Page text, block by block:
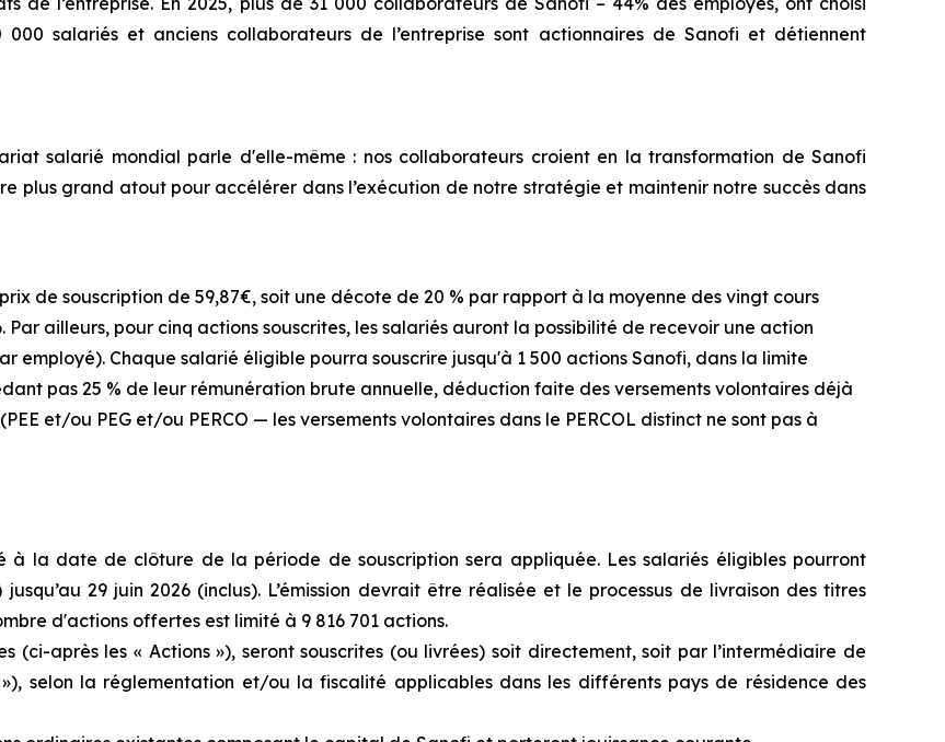
000 salariés et anciens collaborateurs de l’entreprise sont actionnaires de Sanofi et détiennent
salarié mondial parle d'elle-même : nos collaborateurs croient en la transformation de Sanofi
plus grand atoutpour accélérer dans l’exécution de notre stratégie et maintenir notre succès dans
de souscription de 59,87€, soit une décote de 20 % par rapport à la moyenne des vingt cours
Par ailleurs, pour cinq actions souscrites, les salariés auront la possibilité de recevoir une action
Chaque salarié éligible pourra souscrire jusqu'à 1 500 actions Sanofi, dans la limite
pas 25 % de leur rémunération brute annuelle, déduction faite des versements volontaires déjà
et/ou PEG et/ou PERCO — les versements volontaires dans le PERCOL distinct ne sont pas à
à la date de clôture de la période de souscription sera appliquée. Les salariés éligibles pourront
29 juin 2026 (inclus). L’émission devrait être réalisée et le processus de livraison des titres
d'actions offertes est limité à 9 816 701 actions.
(ci-après les « Actions »), seront souscrites (ou livrées) soit directement, soit par l’intermédiaire de
»), selon la réglementation et/ou la fiscalité applicables dans les différents pays de résidence des